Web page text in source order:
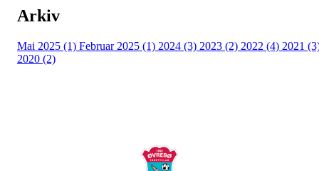
Arkiv
Mai 2025 (1) Februar 2025 (1) 2024 (3) 2023 (2) 2022 (4) 2021
2020 (2)